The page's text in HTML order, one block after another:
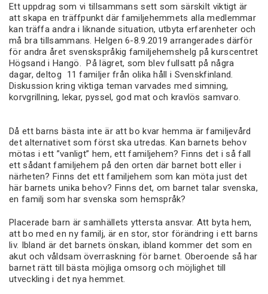
Ett uppdrag som vi tillsammans sett som särskilt viktigt är
att skapa en träffpunkt där familjehemmets alla medlemmar
kan träffa andra i liknande situation, utbyta erfarenheter och
må bra tillsammans. Helgen 6-8.9.2019 arrangerades därför
för andra året svenskspråkig familjehemshelg på kurscentret
Högsand i Hangö. På lägret, som blev fullsatt på några
dagar, deltog 11 familjer från olika håll i Svenskfinland.
Diskussion kring viktiga teman varvades med simning,
korvgrillning, lekar, pyssel, god mat och kravlös samvaro.
Då ett barns bästa inte är att bo kvar hemma är familjevård
det alternativet som först ska utredas. Kan barnets behov
mötas i ett ”vanligt” hem, ett familjehem? Finns det i så fall
ett sådant familjehem på den orten där barnet bott eller i
närheten? Finns det ett familjehem som kan möta just det
här barnets unika behov? Finns det, om barnet talar svenska,
en familj som har svenska som hemspråk?
Placerade barn är samhällets yttersta ansvar. Att byta hem,
att bo med en ny familj, är en stor, stor förändring i ett barns
liv. Ibland är det barnets önskan, ibland kommer det som en
akut och våldsam överraskning för barnet. Oberoende så har
barnet rätt till bästa möjliga omsorg och möjlighet till
utveckling i det nya hemmet.